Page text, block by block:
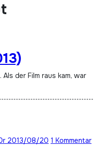
2013/08/20 1 Kommentar